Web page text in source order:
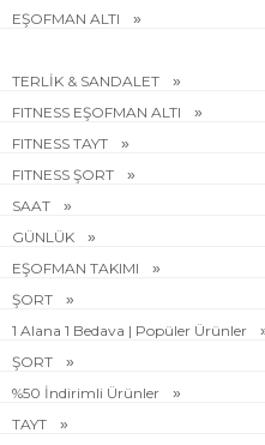
EŞOFMAN ALTI
TERLİK & SANDALET
FITNESS EŞOFMAN ALTI
FITNESS TAYT
FITNESS ŞORT
SAAT
GÜNLÜK
EŞOFMAN TAKIMI
ŞORT
1 Alana 1 Bedava | Popüler Ürünler
ŞORT
%50 İndirimli Ürünler
TAYT